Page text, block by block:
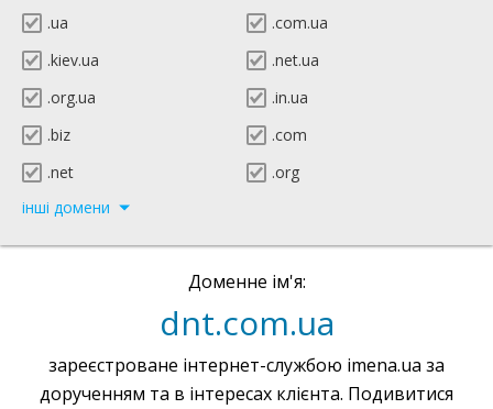
.ua
.com.ua
.kiev.ua
.net.ua
.org.ua
.in.ua
.biz
.com
.net
.org
інші домени
Доменне ім'я:
dnt.com.ua
зареєстроване інтернет-службою imena.ua за
дорученням та в інтересах клієнта. Подивитися